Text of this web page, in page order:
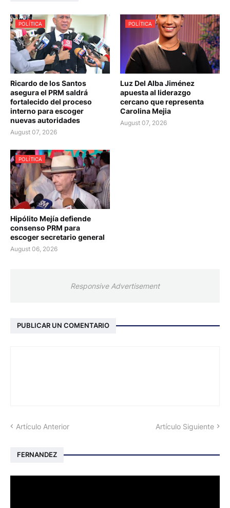
POLÍTICA
Ricardo de los Santos
asegura el PRM saldrá
fortalecido del proceso
interno para escoger
nuevas autoridades
August 07, 2026
POLÍTICA
Luz Del Alba Jiménez
apuesta al liderazgo
cercano que representa
Carolina Mejia
August 07, 2026
POLÍTICA
Hipólito Mejía defiende
consenso PRM para
escoger secretario general
August 06, 2026
Responsive Advertisement
PUBLICAR UN COMENTARIO
Artículo Anterior Artículo Siguiente
FERNANDEZ